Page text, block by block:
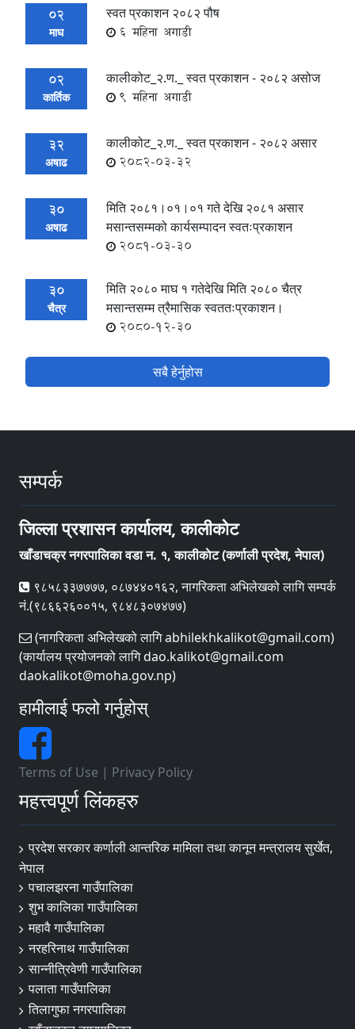
02
माघ
स्वत प्रकाशन २०८२ पौष
6 महिना अगाडी
02
कार्तिक
कालीकोट_२.ण._ स्वत प्रकाशन - २०८२ असोज
9 महिना अगाडी
32
अषाढ
कालीकोट_२.ण._ स्वत प्रकाशन - २०८२ असार
2082-03-32
30
अषाढ
मिति २०८१।०१।०१ गते देखि २०८१ असार
मसान्तसम्मको कार्यसम्पादन स्वतःप्रकाशन
2081-03-30
30
चैत्र
मिति २०८० माघ १ गतेदेखि मिति २०८० चैत्र
मसान्तसम्म त्रैमासिक स्वततःप्रकाशन।
2080-12-30
सबै हेर्नुहोस
सम्पर्क
जिल्ला प्रशासन कार्यालय, कालीकोट
खाँडाचक्र नगरपालिका वडा न‌‍. १, कालीकाेट (कर्णाली प्रदेश, नेपाल)
९८५८३३७७७७, ०८७४४०१६२, नागरिकता अभिलेखको लागि सम्पर्क
नं.(९८६६२६००१५, ९८४८३०७४७७)
(नागरिकता अभिलेखको लागि abhilekhkalikot@gmail.com)
(कार्यालय प्रयोजनको लागि dao.kalikot@gmail.com
daokalikot@moha.gov.np)
हामीलाई फलो गर्नुहोस्
Terms of Use | Privacy Policy
महत्त्वपूर्ण लिंकहरु
प्रदेश सरकार कर्णाली आन्तरिक मामिला तथा कानून मन्त्रालय सुर्खेत,
नेपाल
पचालझरना गाउँपालिका
शुभ कालिका गाउँपालिका
महावै गाउँपालिका
नरहरिनाथ गाउँपालिका
सान्नीत्रिवेणी गाउँपालिका
पलाता गाउँपालिका
तिलागुफा नगरपालिका